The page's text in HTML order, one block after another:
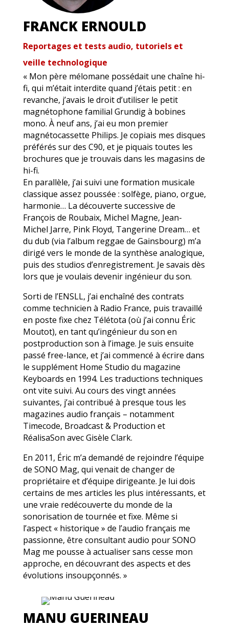
FRANCK ERNOULD
Reportages et tests audio, tutoriels et
veille technologique
« Mon père mélomane possédait une chaîne hi-
fi, qui m’était interdite quand j’étais petit : en
revanche, j’avais le droit d’utiliser le petit
magnétophone familial Grundig à bobines
mono. À neuf ans, j’ai eu mon premier
magnétocassette Philips. Je copiais mes disques
préférés sur des C90, et je piquais toutes les
brochures que je trouvais dans les magasins de
hi-fi.
En parallèle, j’ai suivi une formation musicale
classique assez poussée : solfège, piano, orgue,
harmonie… La découverte successive de
François de Roubaix, Michel Magne, Jean-
Michel Jarre, Pink Floyd, Tangerine Dream… et
du dub (via l’album reggae de Gainsbourg) m’a
dirigé vers le monde de la synthèse analogique,
puis des studios d’enregistrement. Je savais dès
lors que je voulais devenir ingénieur du son.
Sorti de l’ENSLL, j’ai enchaîné des contrats
comme technicien à Radio France, puis travaillé
en poste fixe chez Télétota (où j’ai connu Éric
Moutot), en tant qu’ingénieur du son en
postproduction son à l’image. Je suis ensuite
passé free-lance, et j’ai commencé à écrire dans
le supplément Home Studio du magazine
Keyboards en 1994. Les traductions techniques
ont vite suivi. Au cours des vingt années
suivantes, j’ai contribué à presque tous les
magazines audio français – notamment
Timecode, Broadcast & Production et
RéalisaSon avec Gisèle Clark.
En 2011, Éric m’a demandé de rejoindre l’équipe
de SONO Mag, qui venait de changer de
propriétaire et d’équipe dirigeante. Je lui dois
certains de mes articles les plus intéressants, et
une vraie redécouverte du monde de la
sonorisation de tournée et fixe. Même si
l’aspect « historique » de l’audio français me
passionne, être consultant audio pour SONO
Mag me pousse à actualiser sans cesse mon
approche, en découvrant des aspects et des
évolutions insoupçonnés. »
MANU GUERINEAU